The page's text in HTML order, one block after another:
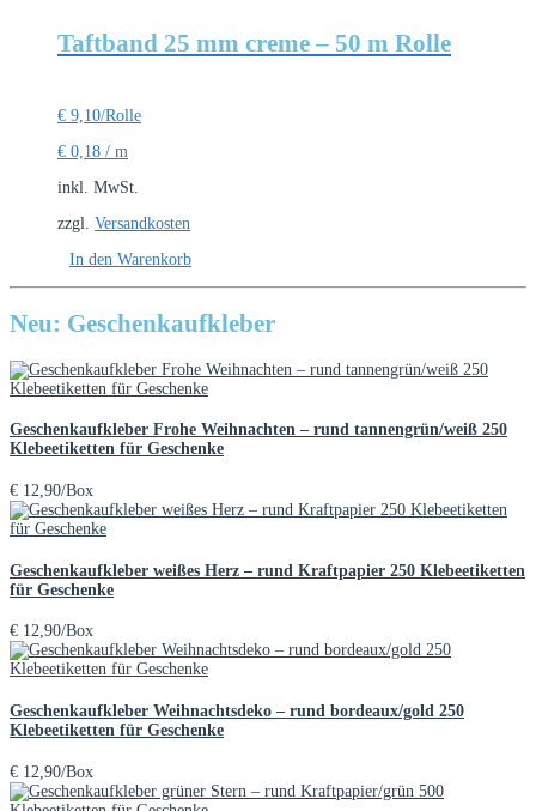
Taftband 25 mm creme – 50 m Rolle
€ 9,10/Rolle
€ 0,18 / m
inkl. MwSt.
zzgl. Versandkosten
In den Warenkorb
Neu: Geschenkaufkleber
Geschenkaufkleber Frohe Weihnachten – rund tannengrün/weiß 250
Klebeetiketten für Geschenke
€ 12,90/Box
Geschenkaufkleber weißes Herz – rund Kraftpapier 250 Klebeetiketten
für Geschenke
€ 12,90/Box
Geschenkaufkleber Weihnachtsdeko – rund bordeaux/gold 250
Klebeetiketten für Geschenke
€ 12,90/Box